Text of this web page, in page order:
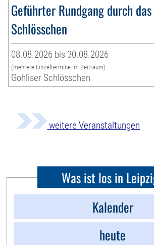
Geführter Rundgang durch
Schlösschen
08.08.2026 bis 30.08.2026
(mehrere Einzeltermine im Zeitraum)
Gohliser Schlösschen
weitere Veranstaltungen
Was ist los in
Kalender
heute